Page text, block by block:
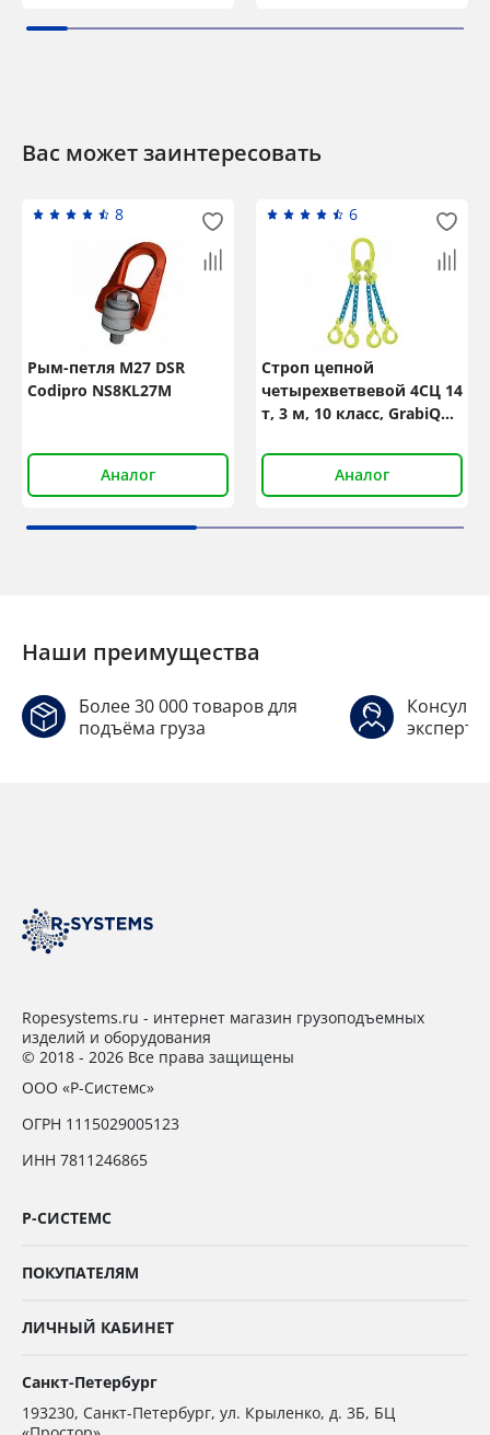
Вас может заинтересовать
8
Рым-петля М27 DSR
Codipro NS8KL27M
Аналог
6
Строп цепной
четырехветвевой 4СЦ 14
т, 3 м, 10 класс, GrabiQ
Аналог
Наши преимущества
Более 30 000 товаров для
подъёма груза
Ropesystems.ru - интернет магазин грузоподъемных
изделий и оборудования
© 2018 - 2026 Все права защищены
ООО «Р-Системс»
ОГРН 1115029005123
ИНН 7811246865
Р-СИСТЕМС
ПОКУПАТЕЛЯМ
ЛИЧНЫЙ КАБИНЕТ
Санкт-Петербург
193230, Санкт-Петербург, ул. Крыленко, д. 3Б, БЦ